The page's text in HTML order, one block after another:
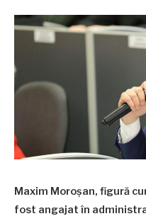
Maxim Moroșan, figură
fost angajat în